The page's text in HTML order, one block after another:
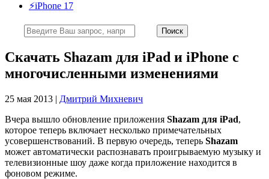
⚡️iPhone 17
Скачать Shazam для iPad и iPhone с
многочисленными изменениями
25 мая 2013 | Дмитрий Михневич
Вчера вышло обновление приложения Shazam для iPad,
которое теперь включает несколько примечательных
усовершенствований. В первую очередь, теперь Shazam
может автоматически распознавать проигрываемую музыку и
телевизионные шоу даже когда приложение находится в
фоновом режиме.